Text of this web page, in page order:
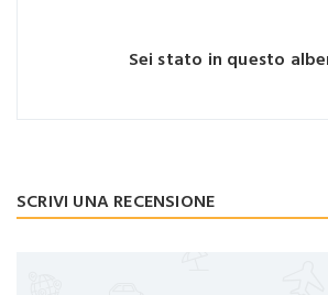
Sei stato in questo
SCRIVI UNA RECENSIONE